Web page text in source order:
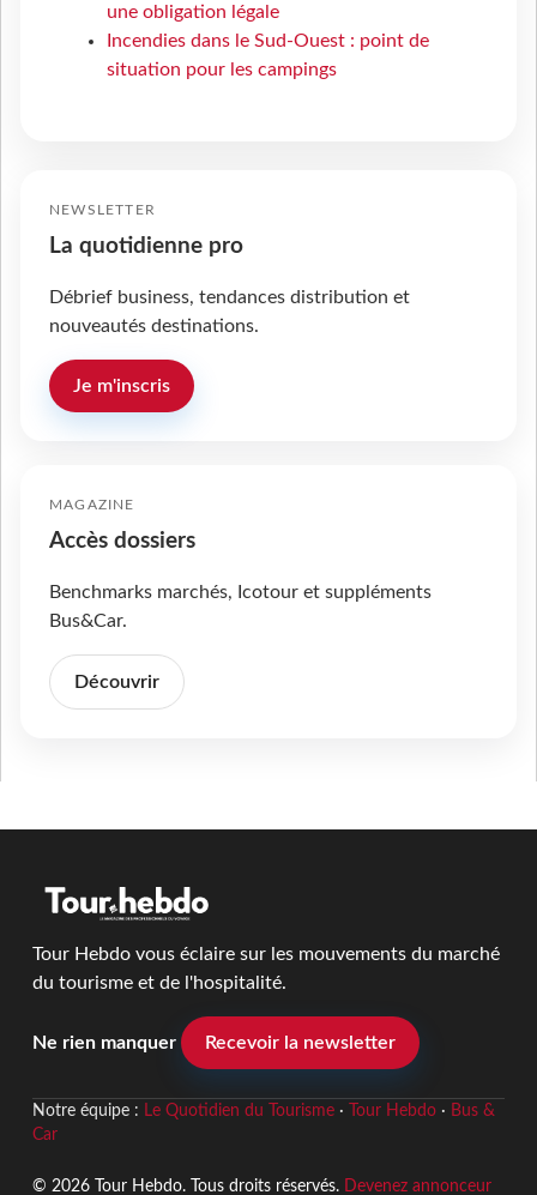
une obligation légale
Incendies dans le Sud-Ouest : point de
situation pour les campings
NEWSLETTER
La quotidienne pro
Débrief business, tendances distribution et
nouveautés destinations.
Je m'inscris
MAGAZINE
Accès dossiers
Benchmarks marchés, Icotour et suppléments
Bus&Car.
Découvrir
Tour Hebdo vous éclaire sur les mouvements du marché
du tourisme et de l'hospitalité.
Ne rien manquer Recevoir la newsletter
Notre équipe : Le Quotidien du Tourisme· Tour Hebdo· Bus &
Car
© 2026 Tour Hebdo. Tous droits réservés. Devenez annonceur